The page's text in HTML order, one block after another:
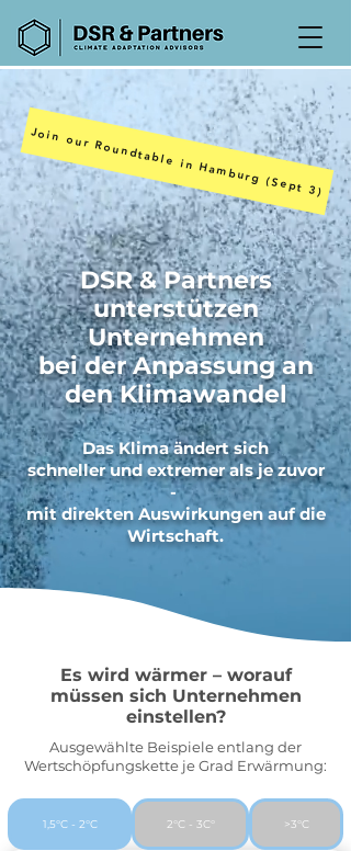
Join our Roundtable in Hamburg (Sept 3)
DSR & Partners
unterstützen
Unternehmen
bei der Anpassung an
den Klimawandel
Das Klima ändert sich
schneller und extremer als je zuvor
-
mit direkten Auswirkungen auf die
Wirtschaft.
Es wird wärmer – worauf
müssen sich Unternehmen
einstellen?
Ausgewählte Beispiele entlang der
Wertschöpfungskette je Grad Erwärmung:
1,5°C - 2°C 2°C - 3C° >3°C